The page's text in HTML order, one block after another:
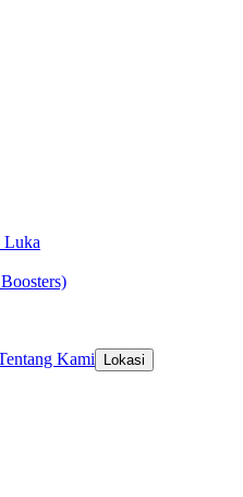
Luka
Kami Lokasi